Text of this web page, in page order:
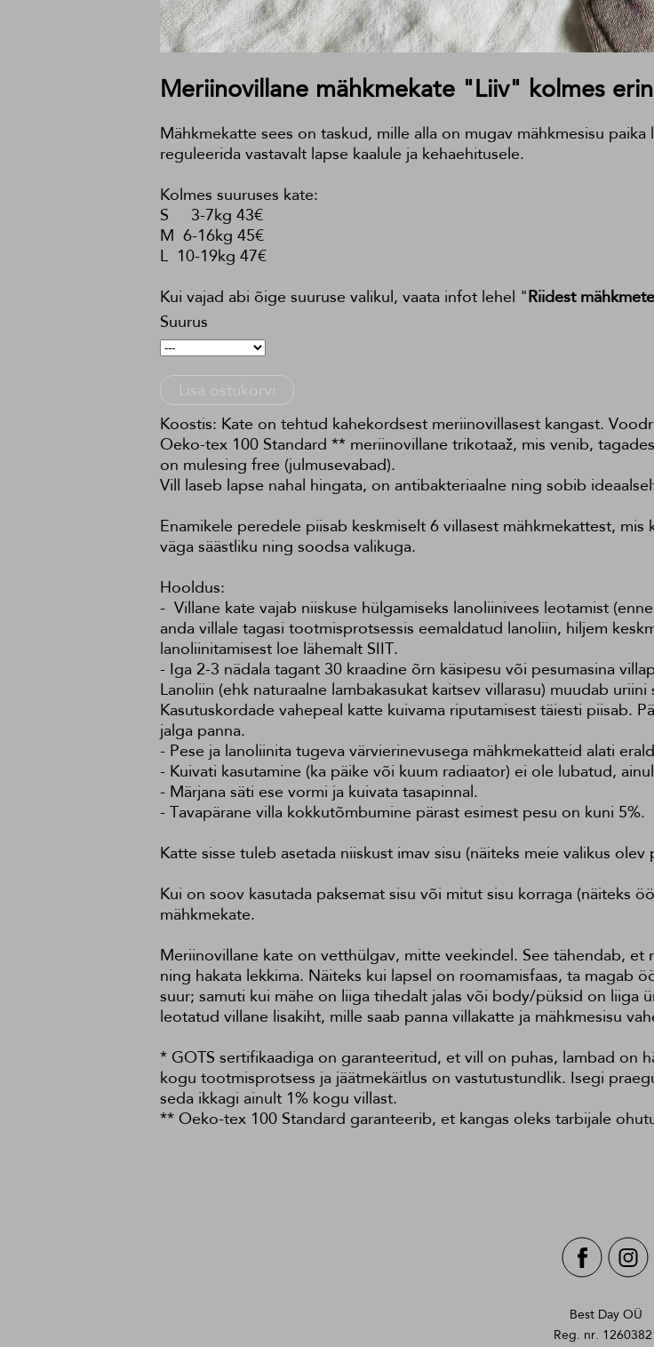
Meriinovillane mähkmekate "Liiv" kolmes
Mähkmekatte sees on taskud, mille alla on mugav mähkmesisu
reguleerida vastavalt lapse kaalule ja kehaehitusele.
Kolmes suuruses kate:
S 3-7kg 43€
M 6-16kg 45€
L 10-19kg 47€
Kui vajad abi õige suuruse valikul, vaata infot lehel "Riidest
Suurus
Lisa ostukorvi
Koostis: Kate on tehtud kahekordsest meriinovillasest kangast.
Oeko-tex 100 Standard ** meriinovillane trikotaaž, mis venib,
on mulesing free (julmusevabad).
Vill laseb lapse nahal hingata, on antibakteriaalne ning sobib
Enamikele peredele piisab keskmiselt 6 villasest mähkmekattest,
väga säästliku ning soodsa valikuga.
Hooldus:
- Villane kate vajab niiskuse hülgamiseks lanoliinivees leotamist
anda villale tagasi tootmisprotsessis eemaldatud lanoliin, hiljem
lanoliinitamisest loe lähemalt SIIT.
- Iga 2-3 nädala tagant 30 kraadine õrn käsipesu või pesumasina
Lanoliin (ehk naturaalne lambakasukat kaitsev villarasu) muudab
Kasutuskordade vahepeal katte kuivama riputamisest täiesti piisab.
jalga panna.
- Pese ja lanoliinita tugeva värvierinevusega mähkmekatteid alati
- Kuivati kasutamine (ka päike või kuum radiaator) ei ole lubatud,
- Märjana säti ese vormi ja kuivata tasapinnal.
- Tavapärane villa kokkutõmbumine pärast esimest pesu on kuni 5%.
Katte sisse tuleb asetada niiskust imav sisu (näiteks meie valikus
Kui on soov kasutada paksemat sisu või mitut sisu korraga (näiteks
mähkmekate.
Meriinovillane kate on vetthülgav, mitte veekindel. See tähendab,
ning hakata lekkima. Näiteks kui lapsel on roomamisfaas, ta magab
suur; samuti kui mähe on liiga tihedalt jalas või body/püksid on liiga
leotatud villane lisakiht, mille saab panna villakatte ja mähkmesisu
* GOTS sertifikaadiga on garanteeritud, et vill on puhas, lambad on
kogu tootmisprotsess ja jäätmekäitlus on vastutustundlik. Isegi
seda ikkagi ainult 1% kogu villast.
** Oeko-tex 100 Standard garanteerib, et kangas oleks tarbijale
Best Day OÜ
Reg. nr.